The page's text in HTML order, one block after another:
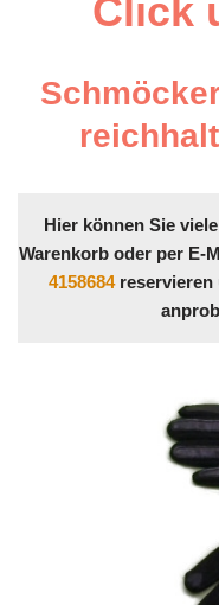
Click
Hier können Sie
Warenkorb oder per E-
4158684reservieren